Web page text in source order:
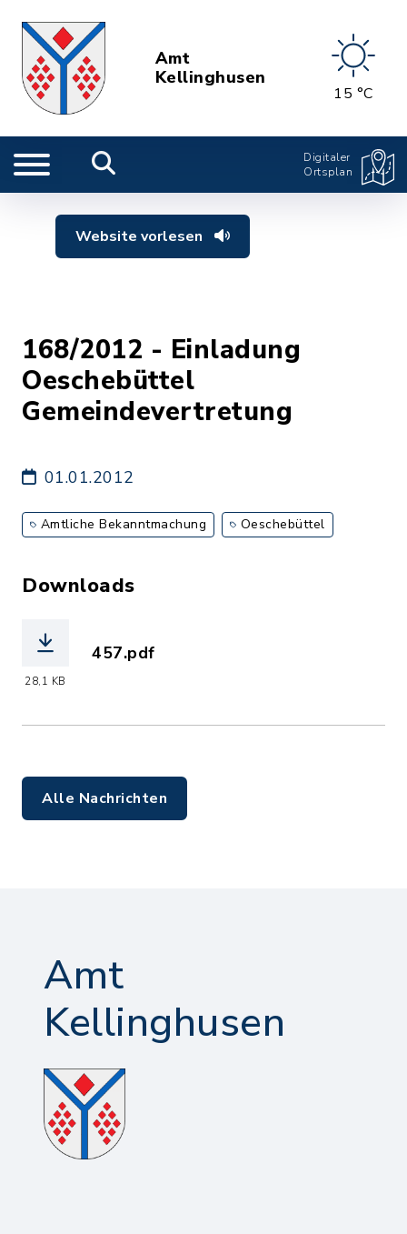
Amt
Kellinghusen
15 °C
Digitaler
Ortsplan
Website vorlesen
168/2012 - Einladung
Oeschebüttel
Gemeindevertretung
01.01.2012
Amtliche Bekanntmachung Oeschebüttel
Downloads
28,1 KB
457.pdf
Alle Nachrichten
Amt
Kellinghusen